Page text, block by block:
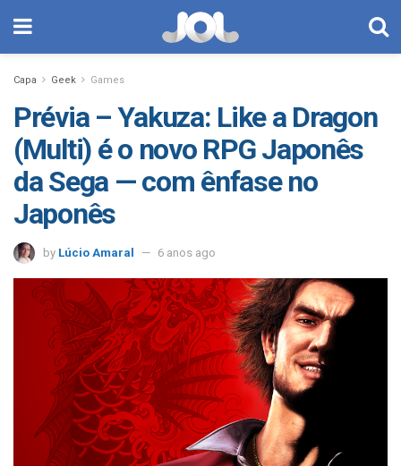
Capa Geek Games
Prévia – Yakuza: Like a Dragon
(Multi) é o novo RPG Japonês
da Sega — com ênfase no
Japonês
by Lúcio Amaral 6 anos ago